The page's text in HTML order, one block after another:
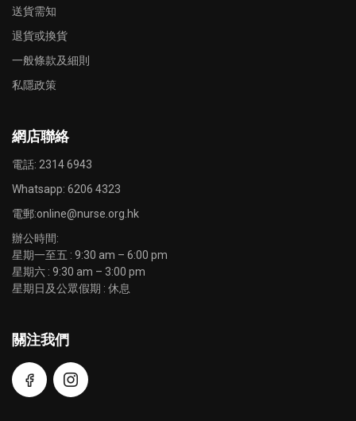
送貨需知
退貨或換貨
一般條款及細則
私隱政策
網店聯絡
電話: 2314 6943
Whatsapp: 6206 4323
電郵:online@nurse.org.hk
辦公時間:
星期一至五 : 9:30 am – 6:00 pm
星期六 : 9:30 am – 3:00 pm
星期日及公眾假期 : 休息
關注我們